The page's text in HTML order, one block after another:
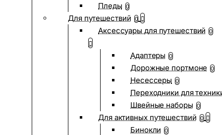
Пледы 0
Для путешествий 0
Аксессуары для путешествий 0
Адаптеры 0
Дорожные портмоне 0
Несессеры 0
Переходники для
Швейные наборы 0
Для активных путешествий 0
Бинокли 0